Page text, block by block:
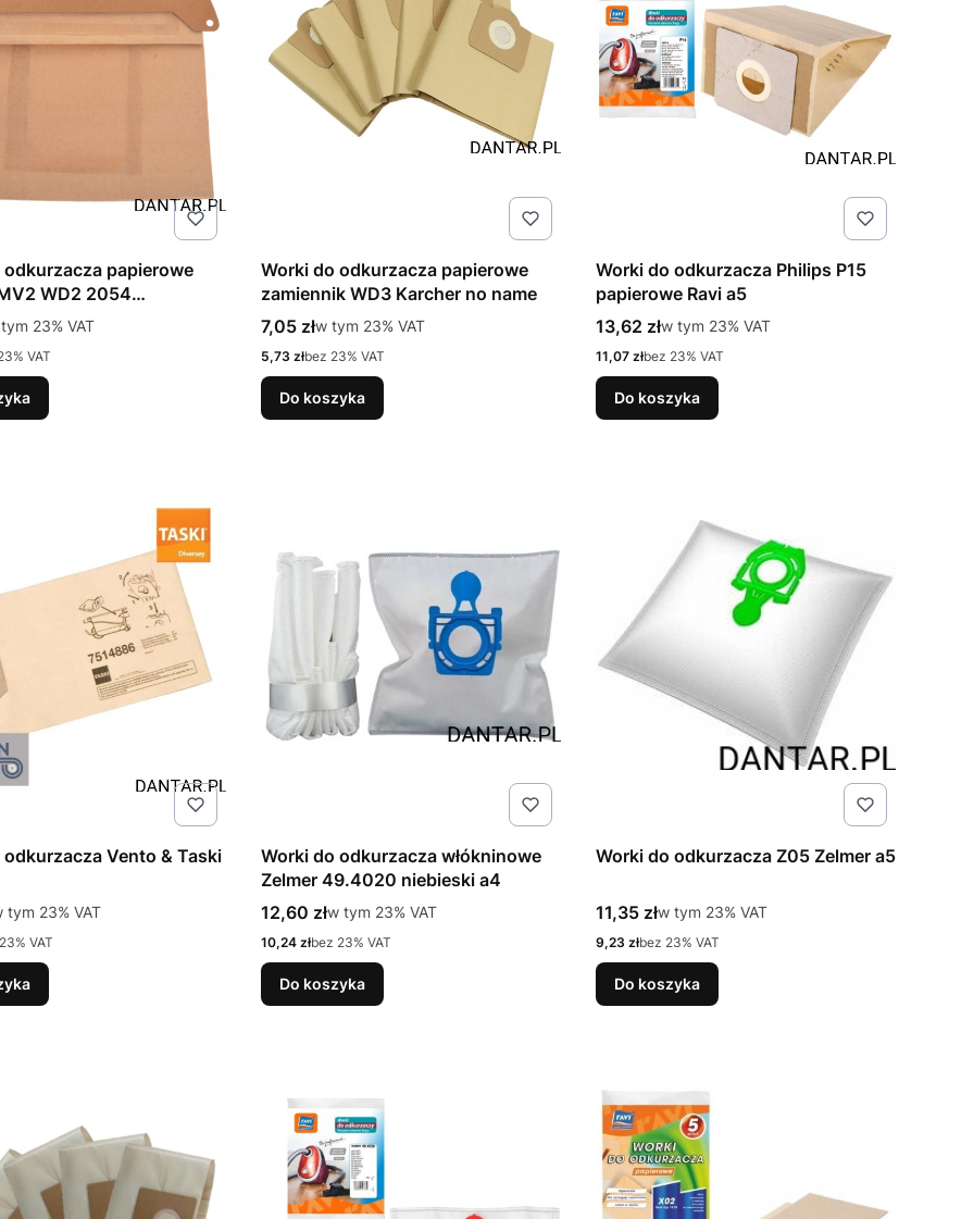
odkurzacza papierowe
WD2 2054
a1/5
%s VAT
23% VAT
VAT
Worki do odkurzacza papierowe
zamiennik WD3 Karcher no name
Cena brutto
7,05 złw tym %s VAT
w tym 23% VAT
Cena netto
5,73 złbez 23% VAT
Do koszyka
Worki do odkurzacza Philips P15
papierowe Ravi a5
Cena brutto
13,62 złw tym %s VAT
w tym 23% VAT
Cena netto
11,07 złbez 23% VAT
Do koszyka
Vento & Taski
tym %s VAT
tym 23% VAT
VAT
Worki do odkurzacza włókninowe
Zelmer 49.4020 niebieski a4
Cena brutto
12,60 złw tym %s VAT
w tym 23% VAT
Cena netto
10,24 złbez 23% VAT
Do koszyka
Worki do odkurzacza Z05 Zelmer a5
Cena brutto
11,35 złw tym %s VAT
w tym 23% VAT
Cena netto
9,23 złbez 23% VAT
Do koszyka